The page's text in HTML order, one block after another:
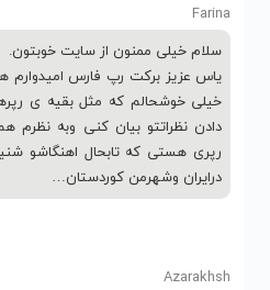
Farina
سلام خیلی ممنون از سایت خوبتون.
یاس عزیز برکت رپ فارس
خیلی خوشحالم که مثل بقیه ی
دادن نظراتتو بیان کنی وبه نظرم
رپری هستی که تابحال اهنگاشو
درایران وشهرمن کوردستان…
Azarakhsh